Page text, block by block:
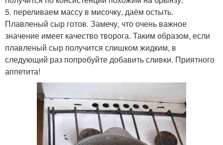
5. переливаем массу в мисочку, даём остыть.
Плавленый сыр готов. Замечу, что очень важное
значение имеет качество творога. Таким образом, если
плавленый сыр получится слишком жидким, в
следующий раз попробуйте добавить сливки. Приятного
аппетита!